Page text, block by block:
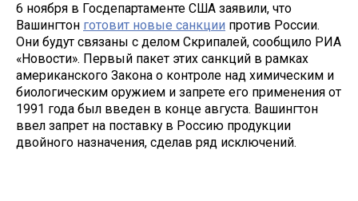
6 ноября в Госдепартаменте США заявили, что
Вашингтон готовит новые санкции против России.
Они будут связаны с делом Скрипалей, сообщило РИА
«Новости». Первый пакет этих санкций в рамках
американского Закона о контроле над химическим и
биологическим оружием и запрете его применения от
1991 года был введен в конце августа. Вашингтон
ввел запрет на поставку в Россию продукции
двойного назначения, сделав ряд исключений.